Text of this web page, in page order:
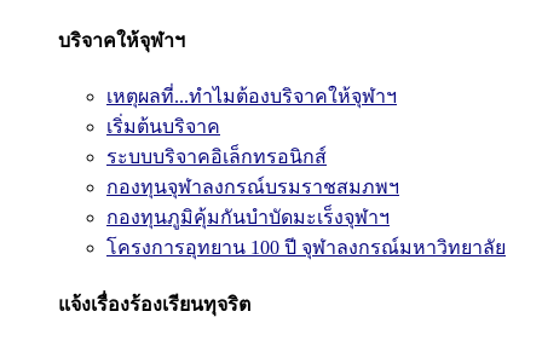
บริจาคให้จุฬาฯ
เหตุผลที่...ทำไมต้องบริจาคให้จุฬาฯ
เริ่มต้นบริจาค
ระบบบริจาคอิเล็กทรอนิกส์
กองทุนจุฬาลงกรณ์บรมราชสมภพฯ
กองทุนภูมิคุ้มกันบำบัดมะเร็งจุฬาฯ
โครงการอุทยาน 100 ปี จุฬาลงกรณ์มหาวิทยาลัย
แจ้งเรื่องร้องเรียนทุจริต